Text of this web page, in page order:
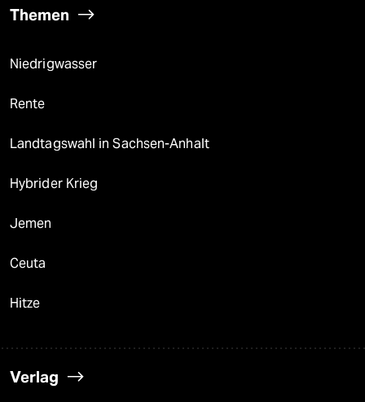
Themen
Niedrigwasser
Rente
Landtagswahl in Sachsen-Anhalt
Hybrider Krieg
Jemen
Ceuta
Hitze
Verlag